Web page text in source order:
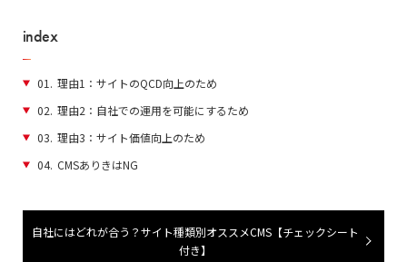
index
01. 理由1：サイトのQCD向上のため
02. 理由2：自社での運用を可能にするため
03. 理由3：サイト価値向上のため
04. CMSありきはNG
自社にはどれが合う？サイト種類別オススメCMS【チェックシート
付き】